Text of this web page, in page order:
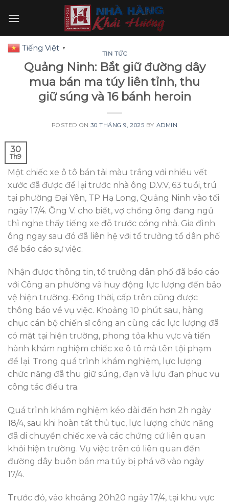
TIN TỨC
Quảng Ninh: Bắt giữ đường dây
mua bán ma túy liên tỉnh, thu
giữ súng và 16 bánh heroin
POSTED ON30 THÁNG 9, 2025 BY ADMIN
30
Th9
Một chiếc xe ô tô bán tải màu trắng với nhiều vết
xước đã được để lại trước nhà ông D.V.V, 63 tuổi, trú
tại phường Đại Yên, TP Hạ Long, Quảng Ninh vào tối
ngày 17/4. Ông V. cho biết, vợ chồng ông đang ngủ
thì nghe thấy tiếng xe đỗ trước cổng nhà. Gia đình
ông ngay sau đó đã liên hệ với tổ trưởng tổ dân phố
để báo cáo sự việc.
Nhận được thông tin, tổ trưởng dân phố đã báo cáo
với Công an phường và huy động lực lượng đến bảo
vệ hiện trường. Đồng thời, cấp trên cũng được
thông báo về vụ việc. Khoảng 10 phút sau, hàng
chục cán bộ chiến sĩ công an cùng các lực lượng đã
có mặt tại hiện trường, phong tỏa khu vực và tiến
hành khám nghiệm chiếc xe ô tô mà tên tội phạm
để lại. Trong quá trình khám nghiệm, lực lượng
chức năng đã thu giữ súng, đạn và lựu đạn phục vụ
công tác điều tra.
Quá trình khám nghiệm kéo dài đến hơn 2h ngày
18/4, sau khi hoàn tất thủ tục, lực lượng chức năng
đã di chuyển chiếc xe và các chứng cứ liên quan
khỏi hiện trường. Vụ việc trên có liên quan đến
đường dây buôn bán ma túy bị phá vỡ vào ngày
17/4.
Trước đó, vào khoảng 20h20 ngày 17/4, tại khu vực
Tiếng Việt ▼